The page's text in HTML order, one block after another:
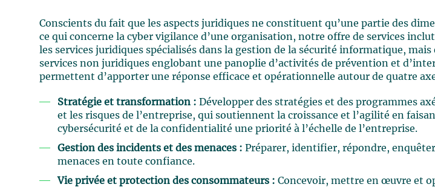
Conscients du fait que les aspects juridiques ne constituent qu’une partie des
ce qui concerne la cyber vigilance d’une organisation, notre offre de services
les services juridiques spécialisés dans la gestion de la sécurité informatique, mais
services non juridiques englobant une panoplie d’activités de prévention et
permettent d’apporter une réponse efficace et opérationnelle autour de quatre
Stratégie et transformation : Développer des stratégies et des programmes
et les risques de l’entreprise, qui soutiennent la croissance et l’agilité en
cybersécurité et de la confidentialité une priorité à l’échelle de l’entreprise.
Gestion des incidents et des menaces : Préparer, identifier, répondre,
menaces en toute confiance.
Vie privée et protection des consommateurs : Concevoir, mettre en œuvre et